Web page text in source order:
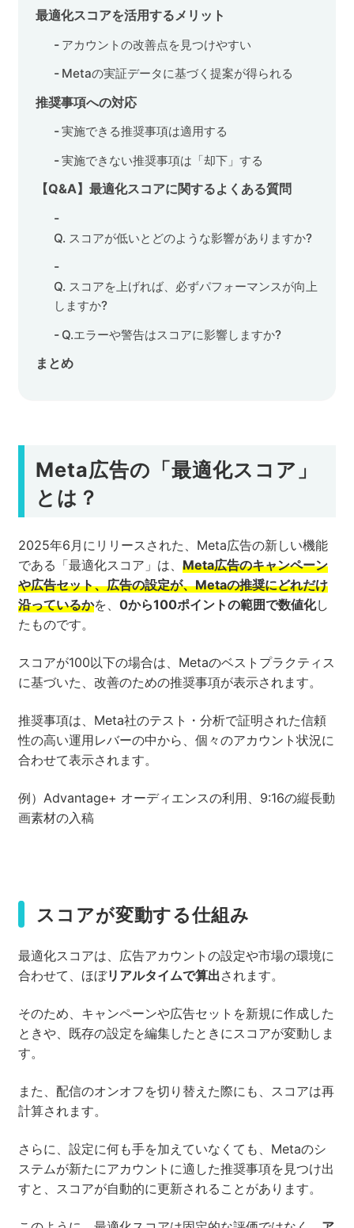
最適化スコアを活用するメリット
アカウントの改善点を見つけやすい
Metaの実証データに基づく提案が得られる
推奨事項への対応
実施できる推奨事項は適用する
実施できない推奨事項は「却下」する
【Q&A】最適化スコアに関するよくある質問
Q. スコアが低いとどのような影響がありますか?
Q. スコアを上げれば、必ずパフォーマンスが向上
しますか?
Q.エラーや警告はスコアに影響しますか?
まとめ
Meta広告の「最適化スコア」
とは？
2025年6月にリリースされた、Meta広告の新しい機能
である「最適化スコア」は、 Meta広告のキャンペーン
や広告セット、広告の設定が、Metaの推奨にどれだけ
沿っているかを、 0から100ポイントの範囲で数値化し
たものです。
スコアが100以下の場合は、Metaのベストプラクティス
に基づいた、改善のための推奨事項が表示されます。
推奨事項は、Meta社のテスト・分析で証明された信頼
性の高い運用レバーの中から、個々のアカウント状況に
合わせて表示されます。
例）Advantage+ オーディエンスの利用、9:16の縦長動
画素材の入稿
スコアが変動する仕組み
最適化スコアは、広告アカウントの設定や市場の環境に
合わせて、ほぼリアルタイムで算出されます。
そのため、キャンペーンや広告セットを新規に作成した
ときや、既存の設定を編集したときにスコアが変動しま
す。
また、配信のオンオフを切り替えた際にも、スコアは再
計算されます。
さらに、設定に何も手を加えていなくても、Metaのシ
ステムが新たにアカウントに適した推奨事項を見つけ出
すと、スコアが自動的に更新されることがあります。